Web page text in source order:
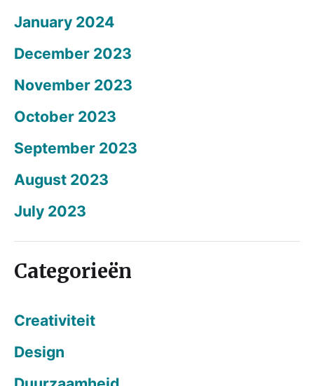
January 2024
December 2023
November 2023
October 2023
September 2023
August 2023
July 2023
Categorieën
Creativiteit
Design